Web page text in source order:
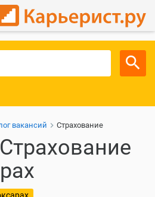
вакансий Страхование